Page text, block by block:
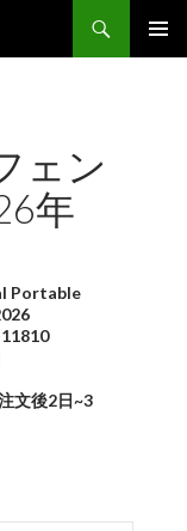
ェン
年
Portable
文後2日~3